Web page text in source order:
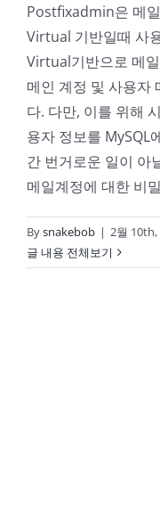
Postfixadmin은 메
Virtual 기반일때 사
Virtual기반으로 메
메인 계정 및 사용자
다. 다만, 이를 위해
용자 정보를 MySQL
간 번거로운 일이 아
메일계정에 대한 비
Bysnakebob | 2월 10th,
글 내용 전체보기